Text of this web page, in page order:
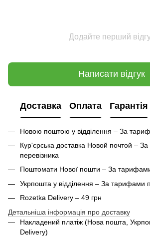
Додайте перший
Написати відгук
Доставка Оплата Гарантія
Новою поштою у відділення – За
Кур'єрська доставка Новой почтой –
перевізника
Поштомати Нової пошти – За
Укрпошта у відділення – За тарифами
Rozetka Delivery – 49 грн
Детальніша інформація про доставку
Накладений платіж (Нова пошта,
Delivery)